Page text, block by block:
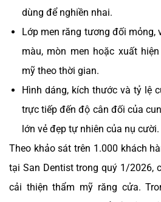
dùng để nghiền nhai.
Lớp men răng tương đối mỏng,
màu, mòn men hoặc xuất
mỹ theo thời gian.
Hình dáng, kích thước và tỷ lệ
trực tiếp đến độ cân đối của
lớn vẻ đẹp tự nhiên của nụ cười.
Theo khảo sát trên 1.000 khách
tại San Dentist trong quý 1/2026,
cải thiện thẩm mỹ răng cửa.